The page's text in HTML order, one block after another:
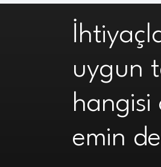
uygun
emin